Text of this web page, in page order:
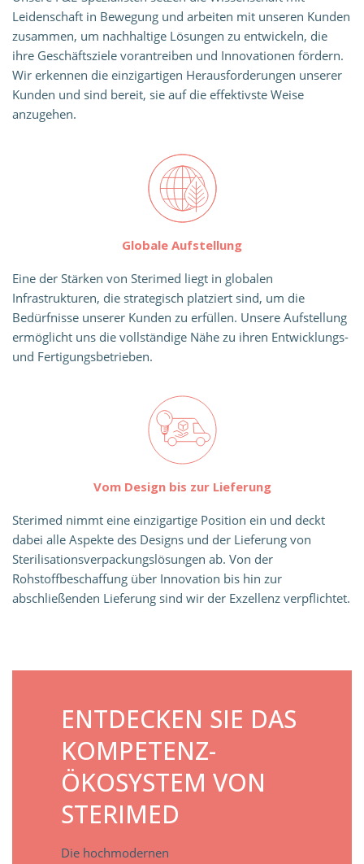
Leidenschaft in Bewegung und arbeiten mit unseren Kunden
zusammen, um nachhaltige Lösungen zu entwickeln, die
ihre Geschäftsziele vorantreiben und Innovationen fördern.
Wir erkennen die einzigartigen Herausforderungen unserer
Kunden und sind bereit, sie auf die effektivste Weise
anzugehen.
Globale Aufstellung
Eine der Stärken von Sterimed liegt in globalen
Infrastrukturen, die strategisch platziert sind, um die
Bedürfnisse unserer Kunden zu erfüllen. Unsere Aufstellung
ermöglicht uns die vollständige Nähe zu ihren Entwicklungs-
und Fertigungsbetrieben.
Vom Design bis zur Lieferung
Sterimed nimmt eine einzigartige Position ein und deckt
dabei alle Aspekte des Designs und der Lieferung von
Sterilisationsverpackungslösungen ab. Von der
Rohstoffbeschaffung über Innovation bis hin zur
abschließenden Lieferung sind wir der Exzellenz verpflichtet.
ENTDECKEN SIE DAS
KOMPETENZ-
ÖKOSYSTEM VON
STERIMED
Die hochmodernen